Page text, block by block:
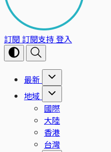
訂閱 訂閱支持登入
最新
地域
國際
大陸
香港
台灣